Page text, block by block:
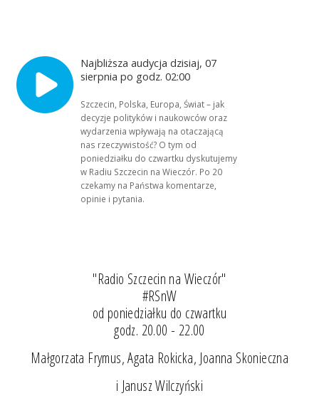
Najbliższa audycja dzisiaj, 07
sierpnia po godz. 02:00
Szczecin, Polska, Europa, Świat – jak
decyzje polityków i naukowców oraz
wydarzenia wpływają na otaczającą
nas rzeczywistość? O tym od
poniedziałku do czwartku dyskutujemy
w Radiu Szczecin na Wieczór. Po 20
czekamy na Państwa komentarze,
opinie i pytania.
"Radio Szczecin na Wieczór"
#RSnW
od poniedziałku do czwartku
godz. 20.00 - 22.00
Małgorzata Frymus, Agata Rokicka, Joanna Skonieczna
i Janusz Wilczyński